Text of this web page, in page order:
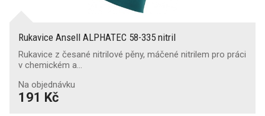
Rukavice Ansell ALPHATEC 58-335 nitril
Rukavice z česané nitrilové pěny, máčené nitrilem pro práci
v chemickém a…
Na objednávku
191 Kč